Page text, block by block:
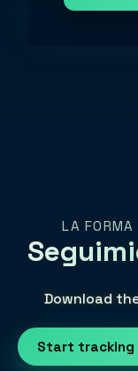
LA
Download
Start tracking